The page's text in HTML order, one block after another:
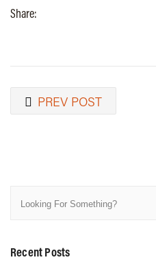
Share:
PREV POST
Recent Posts